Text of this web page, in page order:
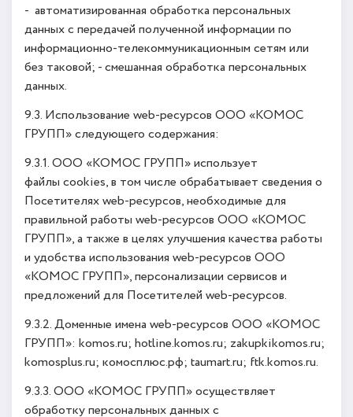
- автоматизированная обработка персональных
данных с передачей полученной информации по
информационно-телекоммуникационным сетям или
без таковой; - смешанная обработка персональных
данных.
9.3. Использование web-ресурсов ООО «КОМОС
ГРУПП» следующего содержания:
9.3.1. ООО «КОМОС ГРУПП» использует
файлы cookies, в том числе обрабатывает сведения о
Посетителях web-ресурсов, необходимые для
правильной работы web-ресурсов ООО «КОМОС
ГРУПП», а также в целях улучшения качества работы
и удобства использования web-ресурсов ООО
«КОМОС ГРУПП», персонализации сервисов и
предложений для Посетителей web-ресурсов.
9.3.2. Доменные имена web-ресурсов ООО «КОМОС
ГРУПП»: komos.ru; hotline.komos.ru; zakupkikomos.ru;
komosplus.ru; комосплюс.рф; taumart.ru; ftk.komos.ru.
9.3.3. ООО «КОМОС ГРУПП» осуществляет
обработку персональных данных с